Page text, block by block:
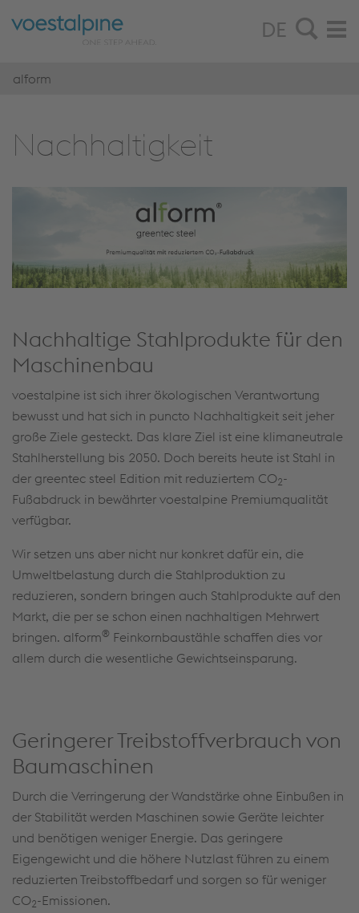
DE
alform
Nach­hal­tig­keit
Nachhaltige Stahlprodukte für den
Maschinenbau
voestalpine ist sich ihrer ökologischen Verantwortung
bewusst und hat sich in puncto Nachhaltigkeit seit jeher
große Ziele gesteckt. Das klare Ziel ist eine klimaneutrale
Stahlherstellung bis 2050. Doch bereits heute ist Stahl in
der greentec steel Edition mit reduziertem CO2-
Fußabdruck in bewährter voestalpine Premiumqualität
verfügbar.
Wir setzen uns aber nicht nur konkret dafür ein, die
Umweltbelastung durch die Stahlproduktion zu
reduzieren, sondern bringen auch Stahlprodukte auf den
Markt, die per se schon einen nachhaltigen Mehrwert
bringen. alform® Feinkornbaustähle schaffen dies vor
allem durch die wesentliche Gewichtseinsparung.
Geringerer Treibstoffverbrauch von
Baumaschinen
Durch die Verringerung der Wandstärke ohne Einbußen in
der Stabilität werden Maschinen sowie Geräte leichter
und benötigen weniger Energie. Das geringere
Eigengewicht und die höhere Nutzlast führen zu einem
reduzierten Treibstoffbedarf und sorgen so für weniger
CO2-Emissionen.